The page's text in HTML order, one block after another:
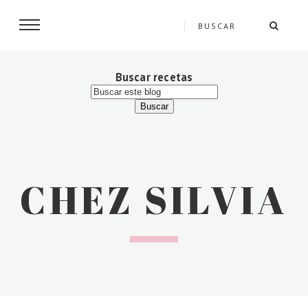
Buscar recetas
CHEZ SILVIA